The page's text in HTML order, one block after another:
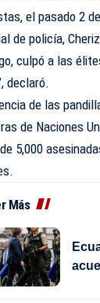
el pasado 2
de policía,
culpó a las
declaró.
de las
de Naciones
5,000
Más